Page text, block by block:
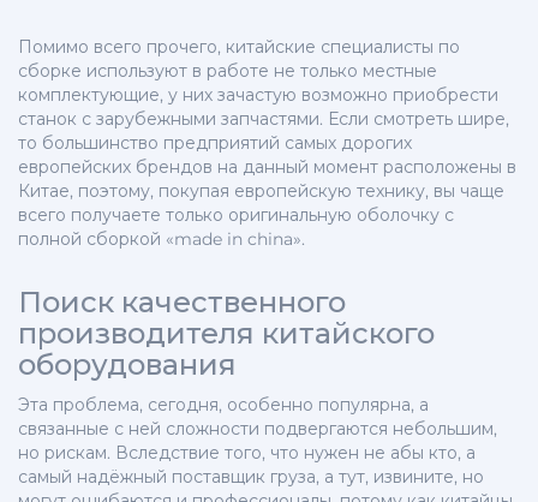
Помимо всего прочего, китайские специалисты по
сборке используют в работе не только местные
комплектующие, у них зачастую возможно приобрести
станок с зарубежными запчастями. Если смотреть шире,
то большинство предприятий самых дорогих
европейских брендов на данный момент расположены в
Китае, поэтому, покупая европейскую технику, вы чаще
всего получаете только оригинальную оболочку с
полной сборкой «made in china».
Поиск качественного
производителя китайского
оборудования
Эта проблема, сегодня, особенно популярна, а
связанные с ней сложности подвергаются небольшим,
но рискам. Вследствие того, что нужен не абы кто, а
самый надёжный поставщик груза, а тут, извините, но